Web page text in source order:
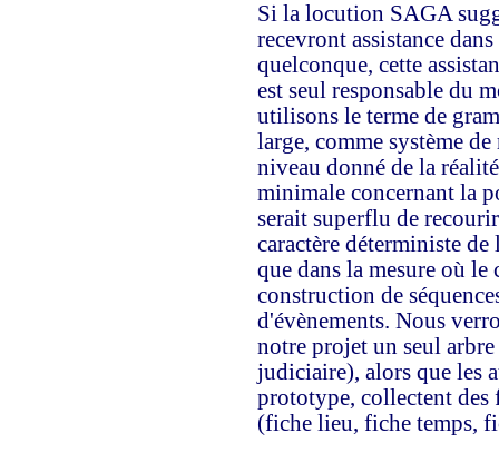
Si la locution SAGA
recevront assistance
quelconque, cette
est seul responsable du
utilisons le terme de
large, comme système
niveau donné de la
minimale concernant la
serait superflu de
caractère déterministe
que dans la mesure où le
construction de
d'évènements. Nous
notre projet un seul
judiciaire), alors que les
prototype, collectent des
(fiche lieu, fiche temps,